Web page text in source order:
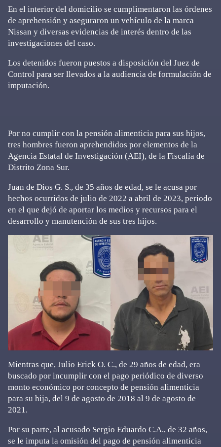
En el interior del domicilio se cumplimentaron las órdenes
de aprehensión y aseguraron un vehículo de la marca
Nissan y diversas evidencias de interés dentro de las
investigaciones del caso.
Los detenidos fueron puestos a disposición del Juez de
Control para ser llevados a la audiencia de formulación de
imputación.
Por no cumplir con la pensión alimenticia para sus hijos,
tres hombres fueron aprehendidos por elementos de la
Agencia Estatal de Investigación (AEI), de la Fiscalía de
Distrito Zona Sur.
Juan de Dios G. S., de 35 años de edad, se le acusa por
hechos ocurridos de julio de 2022 a abril de 2023, periodo
en el que dejó de aportar los medios y recursos para el
desarrollo y manutención de sus tres hijos.
Mientras que, Julio Erick O. C., de 29 años de edad, era
buscado por incumplir con el pago periódico de diverso
monto económico por concepto de pensión alimenticia
para su hija, del 9 de agosto de 2018 al 9 de agosto de
2021.
Por su parte, al acusado Sergio Eduardo C.A., de 32 años,
se le imputa la omisión del pago de pensión alimenticia